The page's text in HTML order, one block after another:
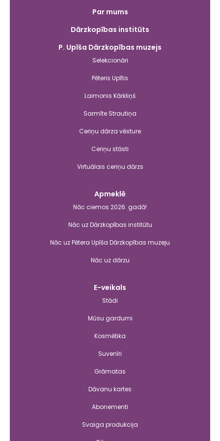
Par mums
Dārzkopības institūts
P. Upīša Dārzkopības muzejs
Selekcionāri
Pēteris Upītis
Laimonis Kārkliņš
Sarmīte Strautiņa
Ceriņu dārza vēsture
Ceriņu stāsti
Virtuālais ceriņu dārzs
Apmeklē
Nāc ciemos 2026. gadā!
Nāc uz Dārzkopības institūtu
Nāc uz Pētera Upīša Dārzkopības muzeju
Nāc uz dārzu
E-veikals
Stādi
Mūsu gardumi
Kosmētika
Suvenīri
Grāmatas
Dāvanu kartes
Abonementi
Svaiga produkcija